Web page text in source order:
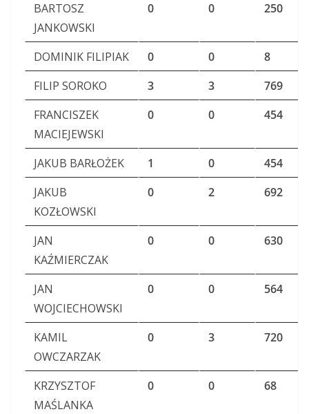
BARTOSZ
JANKOWSKI
0 0 250
DOMINIK FILIPIAK 0 0
8
FILIP SOROKO
3 3
769
FRANCISZEK
MACIEJEWSKI
0 0 454
JAKUB BARŁOŻEK 1 0
454
JAKUB
KOZŁOWSKI
0 2 692
JAN
KAŹMIERCZAK
0 0 630
JAN
WOJCIECHOWSKI
0 0 564
KAMIL
OWCZARZAK
0 3 720
KRZYSZTOF
MAŚLANKA
0 0 68